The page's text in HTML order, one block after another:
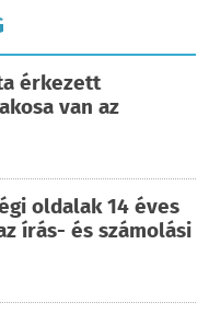
érkezett
van az
oldalak 14 éves
írás- és számolási